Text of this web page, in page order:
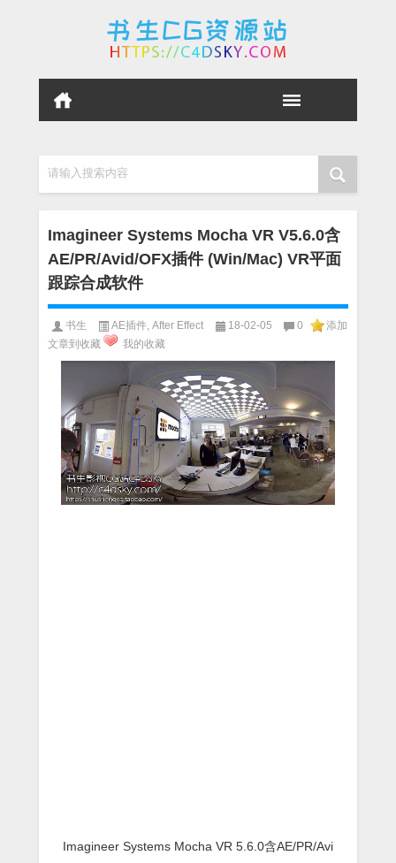
请输入搜索内容
Imagineer Systems Mocha VR V5.6.0含
AE/PR/Avid/OFX插件 (Win/Mac) VR平面
跟踪合成软件
书生 AE插件 After Effect 18-02-05 0
添加
文章到收藏
我的收藏
Imagineer Systems Mocha VR 5.6.0含AE/PR/Avi